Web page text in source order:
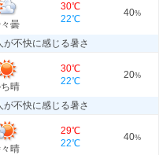
曇
30℃
22℃
40%
が不快に感じる暑さ
晴
30℃
22℃
20%
が不快に感じる暑さ
晴
29℃
22℃
40%